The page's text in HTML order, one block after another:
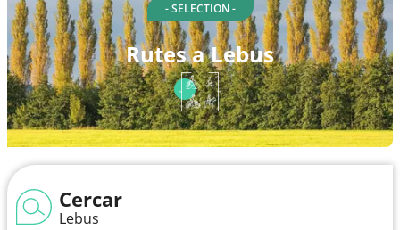
- SELECTION -
Rutes a Lebus
Cercar
Lebus